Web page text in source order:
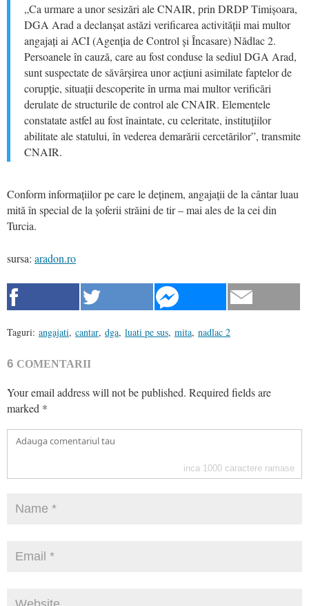
„Ca urmare a unor sesizări ale CNAIR, prin DRDP Timișoara,
DGA Arad a declanșat astăzi verificarea activității mai multor
angajați ai ACI (Agenția de Control și Încasare) Nădlac 2.
Persoanele în cauză, care au fost conduse la sediul DGA Arad,
sunt suspectate de săvârșirea unor acțiuni asimilate faptelor de
corupție, situații descoperite în urma mai multor verificări
derulate de structurile de control ale CNAIR. Elementele
constatate astfel au fost înaintate, cu celeritate, instituțiilor
abilitate ale statului, în vederea demarării cercetărilor”, transmite
CNAIR.
Conform informațiilor pe care le deținem, angajații de la cântar luau
mită în special de la șoferii străini de tir – mai ales de la cei din
Turcia.
sursa: aradon.ro
Taguri: angajati, cantar, dga, luati pe sus, mita, nadlac 2
6 COMENTARII
Your email address will not be published. Required fields are
marked *
inca 1000 caractere ramase